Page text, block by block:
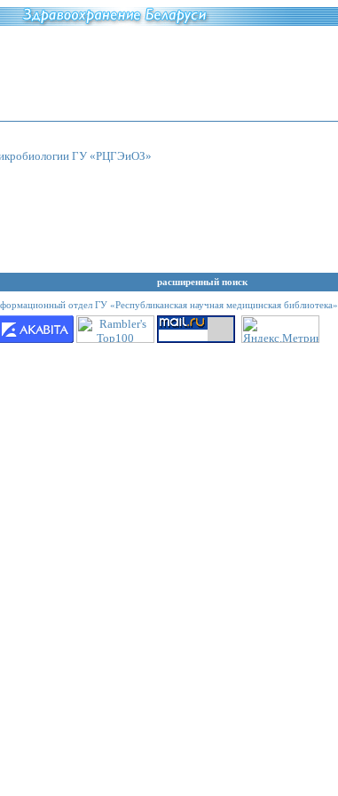
ГУ «РЦГЭиОЗ»
расширенный поиск
отдел ГУ «Республиканская научная медицинская библиотека»